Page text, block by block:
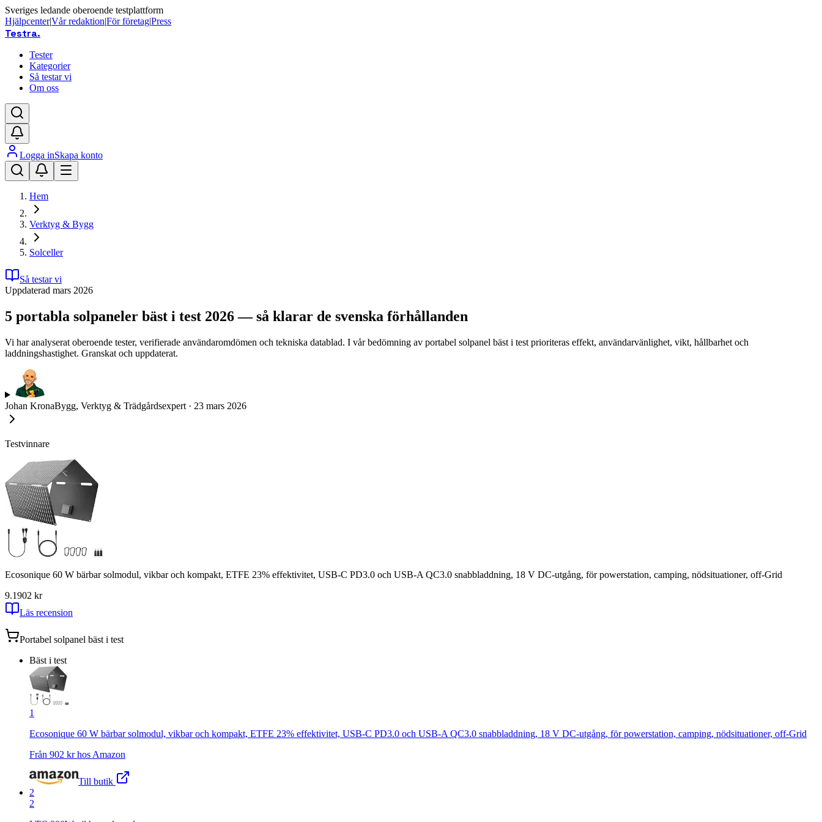
Sveriges ledande oberoende testplattform
Hjälpcenter|Vår redaktion|För företag|Press
Testra.
Tester
Kategorier
Så testar vi
Om oss
Logga inSkapa konto
Hem
Verktyg & Bygg
Solceller
Så testar vi
Uppdaterad mars 2026
5 portabla solpaneler bäst i test 2026 — så klarar de svenska förhållanden
Vi har analyserat oberoende tester, verifierade användaromdömen och tekniska datablad. I vår bedömning av portabel solpanel bäst i test prioriteras effekt, användarvänlighet, vikt, hållbarhet och
laddningshastighet. Granskat och uppdaterat.
Johan KronaBygg, Verktyg & Trädgårdsexpert · 23 mars 2026
Testvinnare
Ecosonique 60 W bärbar solmodul, vikbar och kompakt, ETFE 23% effektivitet, USB-C PD3.0 och USB-A QC3.0 snabbladdning, 18 V DC-utgång, för powerstation, camping, nödsituationer, off-Grid
9.1902 kr
Läs recension
Portabel solpanel bäst i test
Bäst i test
1
Ecosonique 60 W bärbar solmodul, vikbar och kompakt, ETFE 23% effektivitet, USB-C PD3.0 och USB-A QC3.0 snabbladdning, 18 V DC-utgång, för powerstation, camping, nödsituationer, off-Grid
Från 902 kr hos Amazon
Till butik
2
2